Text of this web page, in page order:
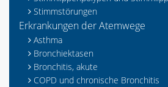
Stimmstörungen
Erkrankungen der Atemwege
Asthma
Bronchiektasen
Bronchitis, akute
COPD und chronische Bronchitis